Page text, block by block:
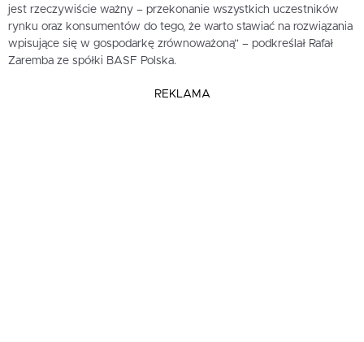
jest rzeczywiście ważny – przekonanie wszystkich uczestników
rynku oraz konsumentów do tego, że warto stawiać na rozwiązania
wpisujące się w gospodarkę zrównoważoną” – podkreślał Rafał
Zaremba ze spółki BASF Polska.
REKLAMA